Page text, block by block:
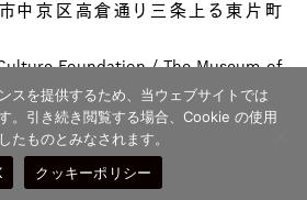
スを提供するため、当ウェブサイトでは
。引き続き閲覧する場合、Cookie の使用
たものとみなされます。
クッキーポリシー
中京区高倉通り三条上る東片町
Foundation / The Museum of